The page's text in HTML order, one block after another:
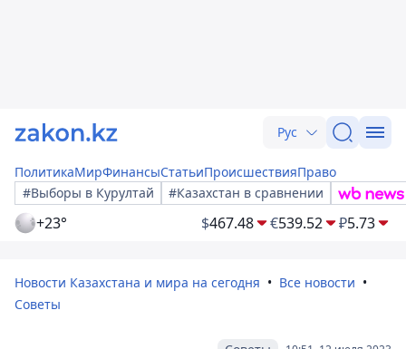
Рус
ПолитикаМирФинансыСтатьиПроисшествияПраво
#Выборы в Курултай
#Казахстан в сравнении
+23° $467.48 €539.52 ₽5.73
Новости Казахстана и мира на сегодня
Все новости
Советы